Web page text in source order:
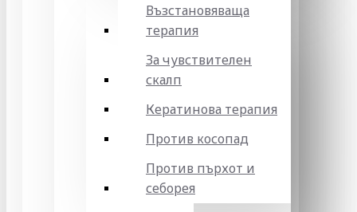
Възстановяваща
терапия
За чувствителен
скалп
Кератинова терапия
Против косопад
Против пърхот и
себорея